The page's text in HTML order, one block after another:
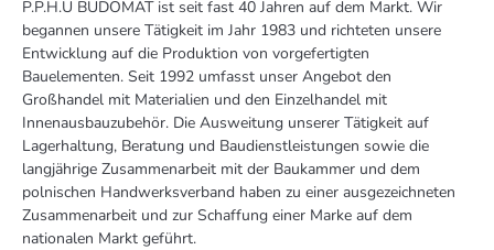
P.P.H.U BUDOMAT ist seit fast 40 Jahren auf dem Markt. Wir
begannen unsere Tätigkeit im Jahr 1983 und richteten unsere
Entwicklung auf die Produktion von vorgefertigten
Bauelementen. Seit 1992 umfasst unser Angebot den
Großhandel mit Materialien und den Einzelhandel mit
Innenausbauzubehör. Die Ausweitung unserer Tätigkeit auf
Lagerhaltung, Beratung und Baudienstleistungen sowie die
langjährige Zusammenarbeit mit der Baukammer und dem
polnischen Handwerksverband haben zu einer ausgezeichneten
Zusammenarbeit und zur Schaffung einer Marke auf dem
nationalen Markt geführt.